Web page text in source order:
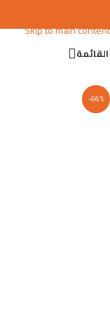
Skip to main content
القائمة
-66%